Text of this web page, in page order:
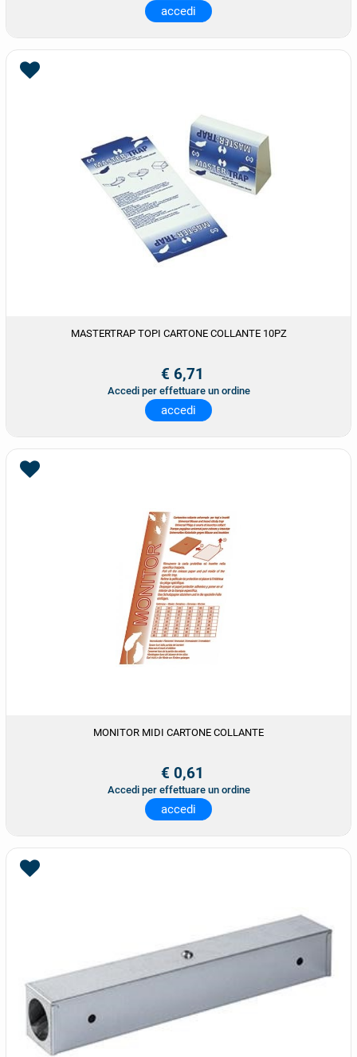
accedi
MASTERTRAP TOPI CARTONE COLLANTE 10PZ
€ 6,71
Accedi per effettuare un ordine
accedi
MONITOR MIDI CARTONE COLLANTE
€ 0,61
Accedi per effettuare un ordine
accedi